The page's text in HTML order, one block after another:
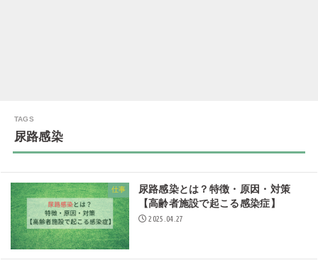
尿路感染
仕事
尿路感染とは？特徴・原因・対策
【高齢者施設で起こる感染症】
2025.04.27